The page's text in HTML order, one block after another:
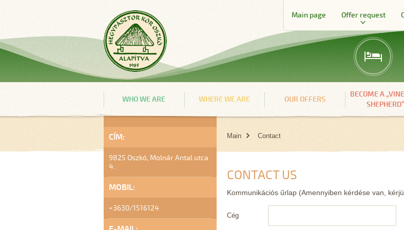
Main page Offer request
WHO WE ARE WHERE WE ARE OUR OFFERS
BECOME A
SHEPHERD”
CÍM:
9825 Oszkó, Molnár Antal utca
4.
MOBIL:
+3630/1516124
Main Contact
CONTACT US
Kommunikációs űrlap (Amennyiben kérdése van,
Cég